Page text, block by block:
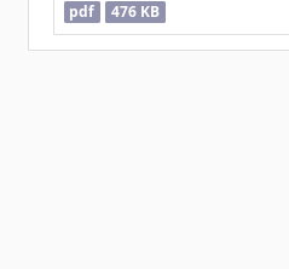
pdf 476 KB